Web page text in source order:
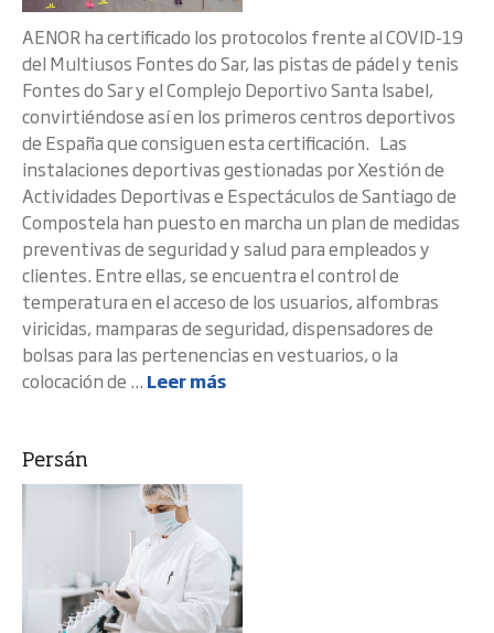
AENOR ha certificado los protocolos frente al COVID-19
del Multiusos Fontes do Sar, las pistas de pádel y tenis
Fontes do Sar y el Complejo Deportivo Santa Isabel,
convirtiéndose así en los primeros centros deportivos
de España que consiguen esta certificación. Las
instalaciones deportivas gestionadas por Xestión de
Actividades Deportivas e Espectáculos de Santiago de
Compostela han puesto en marcha un plan de medidas
preventivas de seguridad y salud para empleados y
clientes. Entre ellas, se encuentra el control de
temperatura en el acceso de los usuarios, alfombras
viricidas, mamparas de seguridad, dispensadores de
bolsas para las pertenencias en vestuarios, o la
colocación de ... Leer más
Persán